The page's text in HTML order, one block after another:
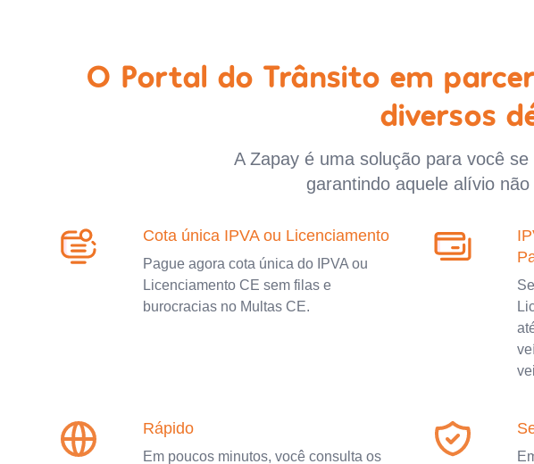
O Portal do Trânsito em
diversos
A Zapay é uma solução para você
garantindo aquele alívio
Cota única IPVA ou Licenciamento
Pague agora cota única do IPVA ou
Licenciamento CE sem filas e
burocracias no Multas CE.
Rápido
Em poucos minutos, você consulta os